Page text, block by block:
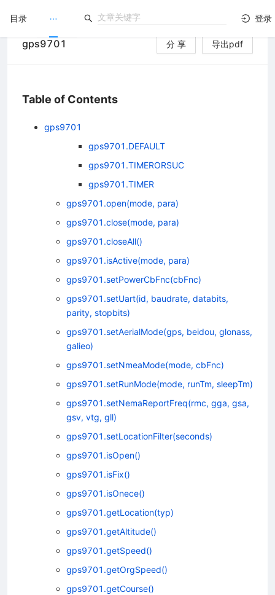
登录
目录
gps9701 分 享 导出pdf
Table of Contents
gps9701
gps9701.DEFAULT
gps9701.TIMERORSUC
gps9701.TIMER
gps9701.open(mode, para)
gps9701.close(mode, para)
gps9701.closeAll()
gps9701.isActive(mode, para)
gps9701.setPowerCbFnc(cbFnc)
gps9701.setUart(id, baudrate, databits,
parity, stopbits)
gps9701.setAerialMode(gps, beidou, glonass,
galieo)
gps9701.setNmeaMode(mode, cbFnc)
gps9701.setRunMode(mode, runTm, sleepTm)
gps9701.setNemaReportFreq(rmc, gga, gsa,
gsv, vtg, gll)
gps9701.setLocationFilter(seconds)
gps9701.isOpen()
gps9701.isFix()
gps9701.isOnece()
gps9701.getLocation(typ)
gps9701.getAltitude()
gps9701.getSpeed()
gps9701.getOrgSpeed()
gps9701.getCourse()